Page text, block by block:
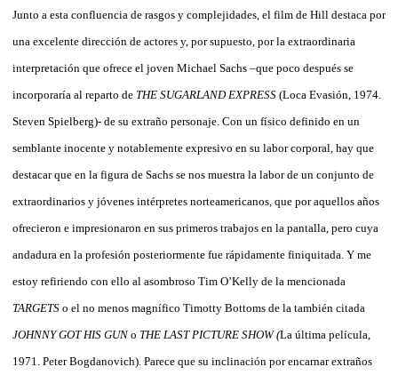
Junto a esta confluencia de rasgos y complejidades, el film de Hill destaca por
una excelente dirección de actores y, por supuesto, por la extraordinaria
interpretación que ofrece el joven Michael Sachs –que poco después se
incorporaría al reparto de THE SUGARLAND EXPRESS (Loca Evasión, 1974.
Steven Spielberg)- de su extraño personaje. Con un físico definido en un
semblante inocente y notablemente expresivo en su labor corporal, hay que
destacar que en la figura de Sachs se nos muestra la labor de un conjunto de
extraordinarios y jóvenes intérpretes norteamericanos, que por aquellos años
ofrecieron e impresionaron en sus primeros trabajos en la pantalla, pero cuya
andadura en la profesión posteriormente fue rápidamente finiquitada. Y me
estoy refiriendo con ello al asombroso Tim O’Kelly de la mencionada
TARGETS o el no menos magnífico Timotty Bottoms de la también citada
JOHNNY GOT HIS GUN o THE LAST PICTURE SHOW (La última película,
1971. Peter Bogdanovich). Parece que su inclinación por encarnar extraños